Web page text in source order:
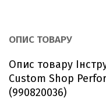
ОПИС ТОВАРУ
Опис товару
Custom Shop
(990820036)